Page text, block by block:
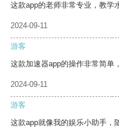
这款app的老师非常专业，教学
2024-09-11
游客
这款加速器app的操作非常简单
2024-09-11
游客
这款app就像我的娱乐小助手，